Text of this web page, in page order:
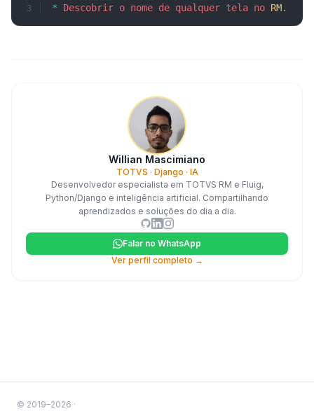
* Descobrir o nome de qualquer tela no RM.
Willian Mascimiano
TOTVS · Django · IA
Desenvolvedor especialista em TOTVS RM e Fluig,
Python/Django e inteligência artificial. Compartilhando
aprendizados e soluções do dia a dia.
Falar no WhatsApp
Ver perfil completo →
© 2019–2026 ·